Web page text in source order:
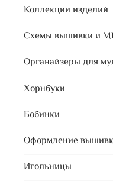
Коллекции изделий
Схемы вышивки и
Органайзеры для
Хорнбуки
Бобинки
Оформление
Игольницы